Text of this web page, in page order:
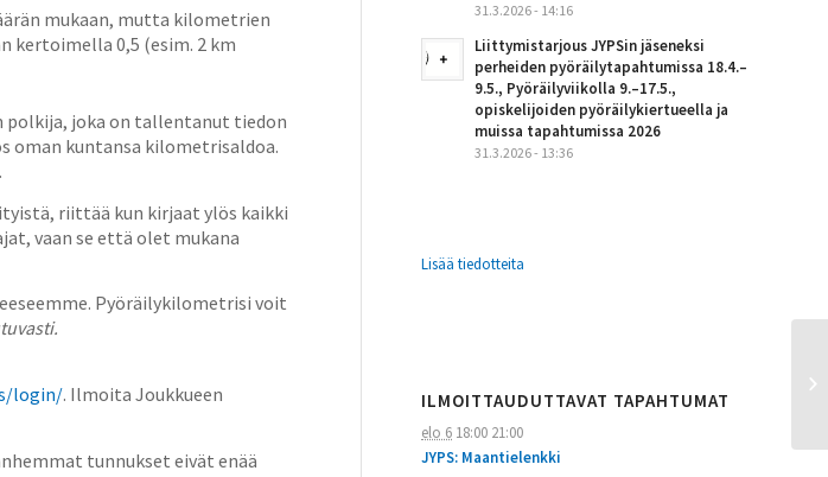
mukaan, mutta kilometrien
kertoimella 0,5 (esim. 2 km
polkija, joka on tallentanut tiedon
oman kuntansa kilometrisaldoa.
riittää kun kirjaat ylös kaikki
vaan se että olet mukana
Pyöräilykilometrisi voit
login/. Ilmoita Joukkueen
tunnukset eivät enää
31.3.2026 - 14:16
Liittymistarjous JYPSin jäseneksi
perheiden pyöräilytapahtumissa 18.4.–
9.5., Pyöräilyviikolla 9.–17.5.,
opiskelijoiden pyöräilykiertueella ja
muissa tapahtumissa 2026
31.3.2026 - 13:36
Lisää tiedotteita
ILMOITTAUDUTTAVAT TAPAHTUMAT
elo 6 18:00 21:00
JYPS: Maantielenkki